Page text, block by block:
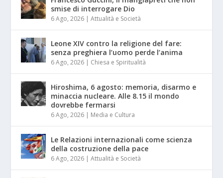
smise di interrogare Dio
6 Ago, 2026 |Attualità e Società
Leone XIV contro la religione del fare:
senza preghiera l’uomo perde l’anima
6 Ago, 2026 | Chiesa e Spiritualità
Hiroshima, 6 agosto: memoria, disarmo e
minaccia nucleare. Alle 8.15 il mondo
dovrebbe fermarsi
6 Ago, 2026 | Media e Cultura
Le Relazioni internazionali come scienza
della costruzione della pace
6 Ago, 2026 |Attualità e Società